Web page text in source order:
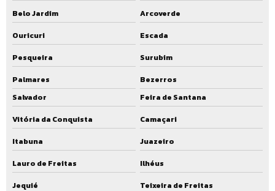
Belo Jardim
Arcoverde
Ouricuri
Escada
Pesqueira
Surubim
Palmares
Bezerros
Salvador
Feira de Santana
Vitória da Conquista
Camaçari
Itabuna
Juazeiro
Lauro de Freitas
Ilhéus
Jequié
Teixeira de Freitas